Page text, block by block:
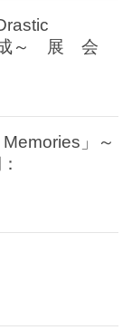
成～ 展 会
」～